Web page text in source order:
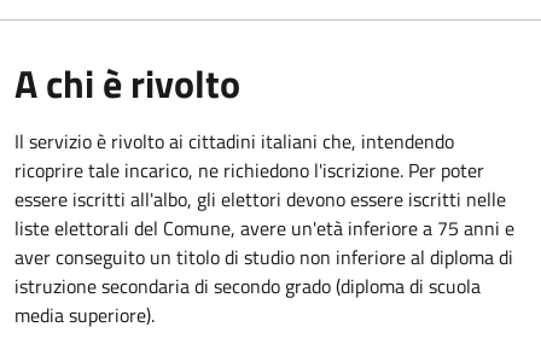
A chi è rivolto
Il servizio è rivolto ai cittadini italiani che, intendendo
ricoprire tale incarico, ne richiedono l'iscrizione. Per poter
essere iscritti all'albo, gli elettori devono essere iscritti nelle
liste elettorali del Comune, avere un'età inferiore a 75 anni e
aver conseguito un titolo di studio non inferiore al diploma di
istruzione secondaria di secondo grado (diploma di scuola
media superiore).